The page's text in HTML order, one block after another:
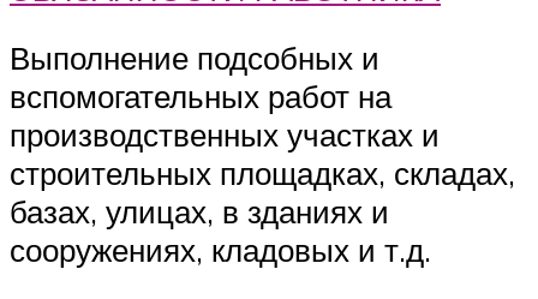
Выполнение подсобных и
вспомогательных работ на
производственных участках и
строительных площадках, складах,
базах, улицах, в зданиях и
сооружениях, кладовых и т.д.